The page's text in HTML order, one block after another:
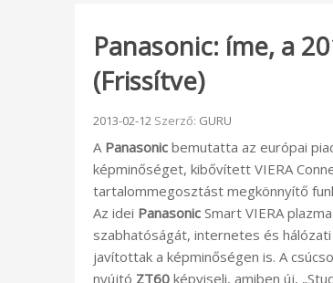
Panasonic: íme, a
(Frissítve)
Beküldve:
2013-02-12 Szerző: GURU
A Panasonic bemutatta az európai
képminőséget, kibővített VIERA
tartalommegosztást megkönnyítő
Az idei Panasonic Smart VIERA
szabhatóságát, internetes és
javítottak a képminőségen is. A
nyújtó ZT60 képviseli, amiben új,